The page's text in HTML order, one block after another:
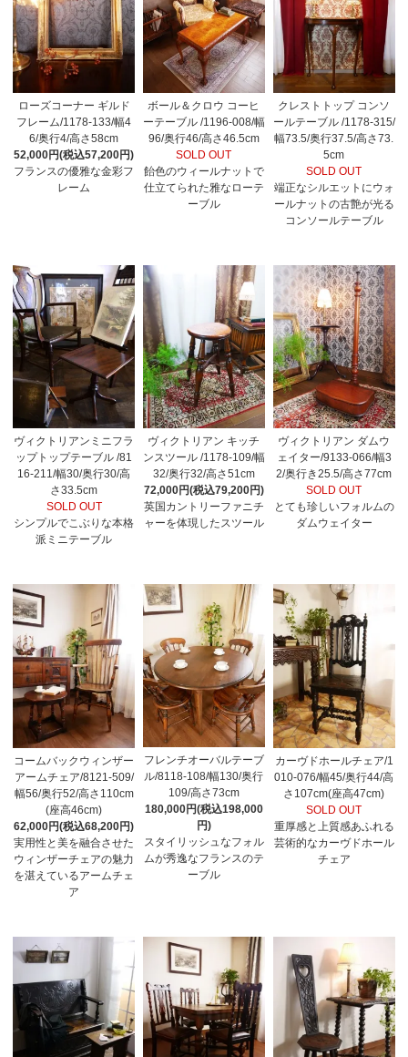
ローズコーナー ギルド
フレーム/1178-133/幅4
6/奥行4/高さ58cm
52,000円(税込57,200円)
フランスの優雅な金彩フ
レーム
ボール＆クロウ コーヒ
ーテーブル /1196-008/幅
96/奥行46/高さ46.5cm
SOLD OUT
飴色のウィールナットで
仕立てられた雅なローテ
ーブル
クレストトップ コンソ
ールテーブル /1178-315/
幅73.5/奥行37.5/高さ73.
5cm
SOLD OUT
端正なシルエットにウォ
ールナットの古艶が光る
コンソールテーブル
ヴィクトリアンミニフラ
ップトップテーブル /81
16-211/幅30/奥行30/高
さ33.5cm
SOLD OUT
シンプルでこぶりな本格
派ミニテーブル
ヴィクトリアン キッチ
ンスツール /1178-109/幅
32/奥行32/高さ51cm
72,000円(税込79,200円)
英国カントリーファニチ
ャーを体現したスツール
ヴィクトリアン ダムウ
ェイター/9133-066/幅3
2/奥行き25.5/高さ77cm
SOLD OUT
とても珍しいフォルムの
ダムウェイター
コームバックウィンザー
アームチェア/8121-509/
幅56/奥行52/高さ110cm
(座高46cm)
62,000円(税込68,200円)
実用性と美を融合させた
ウィンザーチェアの魅力
を湛えているアームチェ
ア
フレンチオーバルテーブ
ル/8118-108/幅130/奥行
109/高さ73cm
180,000円(税込198,000
円)
スタイリッシュなフォル
ムが秀逸なフランスのテ
ーブル
カーヴドホールチェア/1
010-076/幅45/奥行44/高
さ107cm(座高47cm)
SOLD OUT
重厚感と上質感あふれる
芸術的なカーヴドホール
チェア